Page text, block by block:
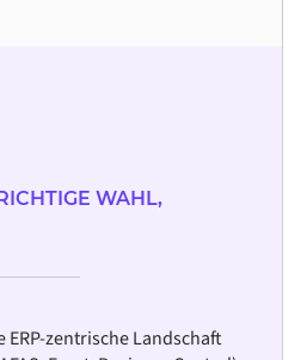
WAHL,
ERP-zentrische Landschaft